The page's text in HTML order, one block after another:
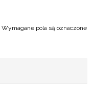
Wymagane pola są oznaczone